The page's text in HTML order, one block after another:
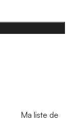
Ma liste de